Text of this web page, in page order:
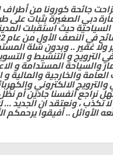
كورونا من أطراف الكوكب ..
بثبات على طريق
أهدافها السياحية حيث استقبلت المدينة 7.12
مليون سائح في النصف الأول من عام 2022… دون
.. وبدون شلة المستشارين
و التنشيط و التسويق
المستدامة و الاعلام و
والمالية و العرض
والكهربائي لا مانع
جادين أم نظل ” محلك
ونعتقد ان الجديد … لاريب لآت
.. أفيقوا يرحمكم الله